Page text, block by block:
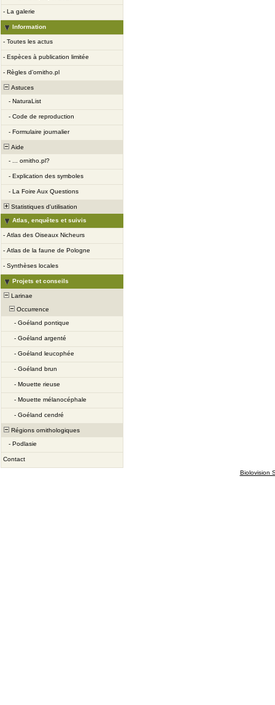
- La galerie
Information
- Toutes les actus
- Espèces à publication limitée
- Règles d’ornitho.pl
Astuces
- NaturaList
- Code de reproduction
- Formulaire journalier
Aide
-
... ornitho.pl?
- Explication des symboles
- La Foire Aux Questions
Statistiques d'utilisation
Atlas, enquêtes et suivis
- Atlas des Oiseaux Nicheurs
- Atlas de la faune de Pologne
- Synthèses locales
Projets et conseils
Larinae
Occurrence
- Goéland pontique
- Goéland argenté
- Goéland leucophée
- Goéland brun
- Mouette rieuse
- Mouette mélanocéphale
- Goéland cendré
Régions ornithologiques
- Podlasie
Contact
Biolovision